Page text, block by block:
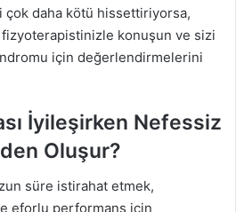
çok daha kötü hissettiriyorsa,
konuşun ve sizi
için değerlendirmelerini
İyileşirken Nefessiz
Oluşur?
süre istirahat etmek,
ve eforlu performans için